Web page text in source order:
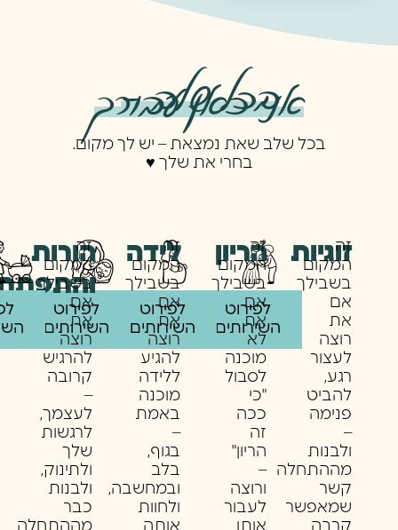
בכל שלב -
אני כאן עבורך
בכל שלב שאת נמצאת – יש לך מקום.
בחרי את שלך ♥️
זוגיות
זה
המקום
בשבילך
אם
את
רוצה
לעצור
רגע,
להביט
פנימה
–
ולבנות
מההתחלה
קשר
שמאפשר
קרבה
לפירוט
השירותים
הריון
זה
המקום
בשבילך
אם
את
לא
מוכנה
לסבול
"כי
ככה
זה
הריון"
–
ורוצה
לעבור
אותו
לפירוט
השירותים
לידה
זה
המקום
בשבילך
אם
את
רוצה
להגיע
ללידה
מוכנה
באמת
–
בגוף,
בלב
ובמחשבה,
ולחוות
אותה
לפירוט
השירותים
הורות
זה
המקום
בשבילך
אם
את
רוצה
להרגיש
קרובה
–
לעצמך,
לרגשות
שלך
ולתינוק,
ולבנות
כבר
מההתחלה